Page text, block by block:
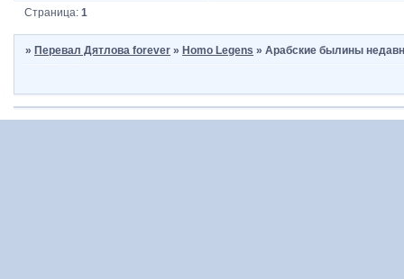
Страница:1
»Перевал Дятлова forever »Homo Legens »Арабские былины